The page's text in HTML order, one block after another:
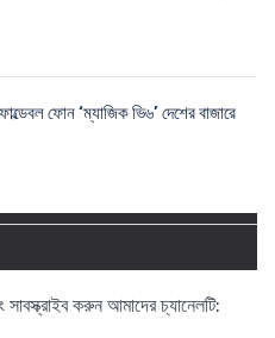
ফোন ‘ম্যাজিক ভি৬’ দেশের বাজারে
করুন আমাদের চ্যানেলটি: